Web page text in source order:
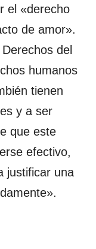
el «derecho
de amor».
del
humanos
tienen
y a ser
que este
efectivo,
justificar una